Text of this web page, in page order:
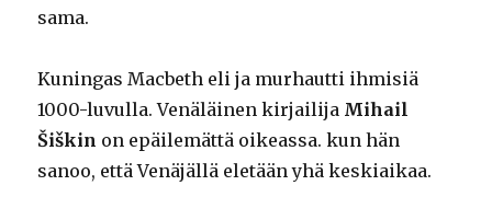
sama.
Kuningas Macbeth eli ja murhautti ihmisiä
1000-luvulla. Venäläinen kirjailija Mihail
Šiškin on epäilemättä oikeassa. kun hän
sanoo, että Venäjällä eletään yhä keskiaikaa.